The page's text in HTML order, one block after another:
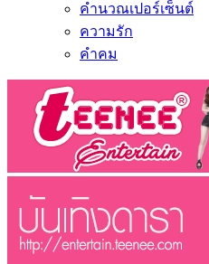
คำนวณเปอร์เซ็นต์
ความรัก
คำคม